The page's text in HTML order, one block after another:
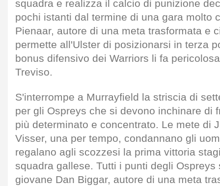
squadra e realizza il calcio di punizione
pochi istanti dal termine di una gara molto
Pienaar, autore di una meta trasformata e
permette all'Ulster di posizionarsi in terza
bonus difensivo dei Warriors li fa
Treviso.
S'interrompe a Murrayfield la striscia di
per gli Ospreys che si devono inchinare di
più determinato e concentrato. Le mete di
Visser, una per tempo, condannano gli
regalano agli scozzesi la prima vittoria
squadra gallese. Tutti i punti degli
giovane Dan Biggar, autore di una meta